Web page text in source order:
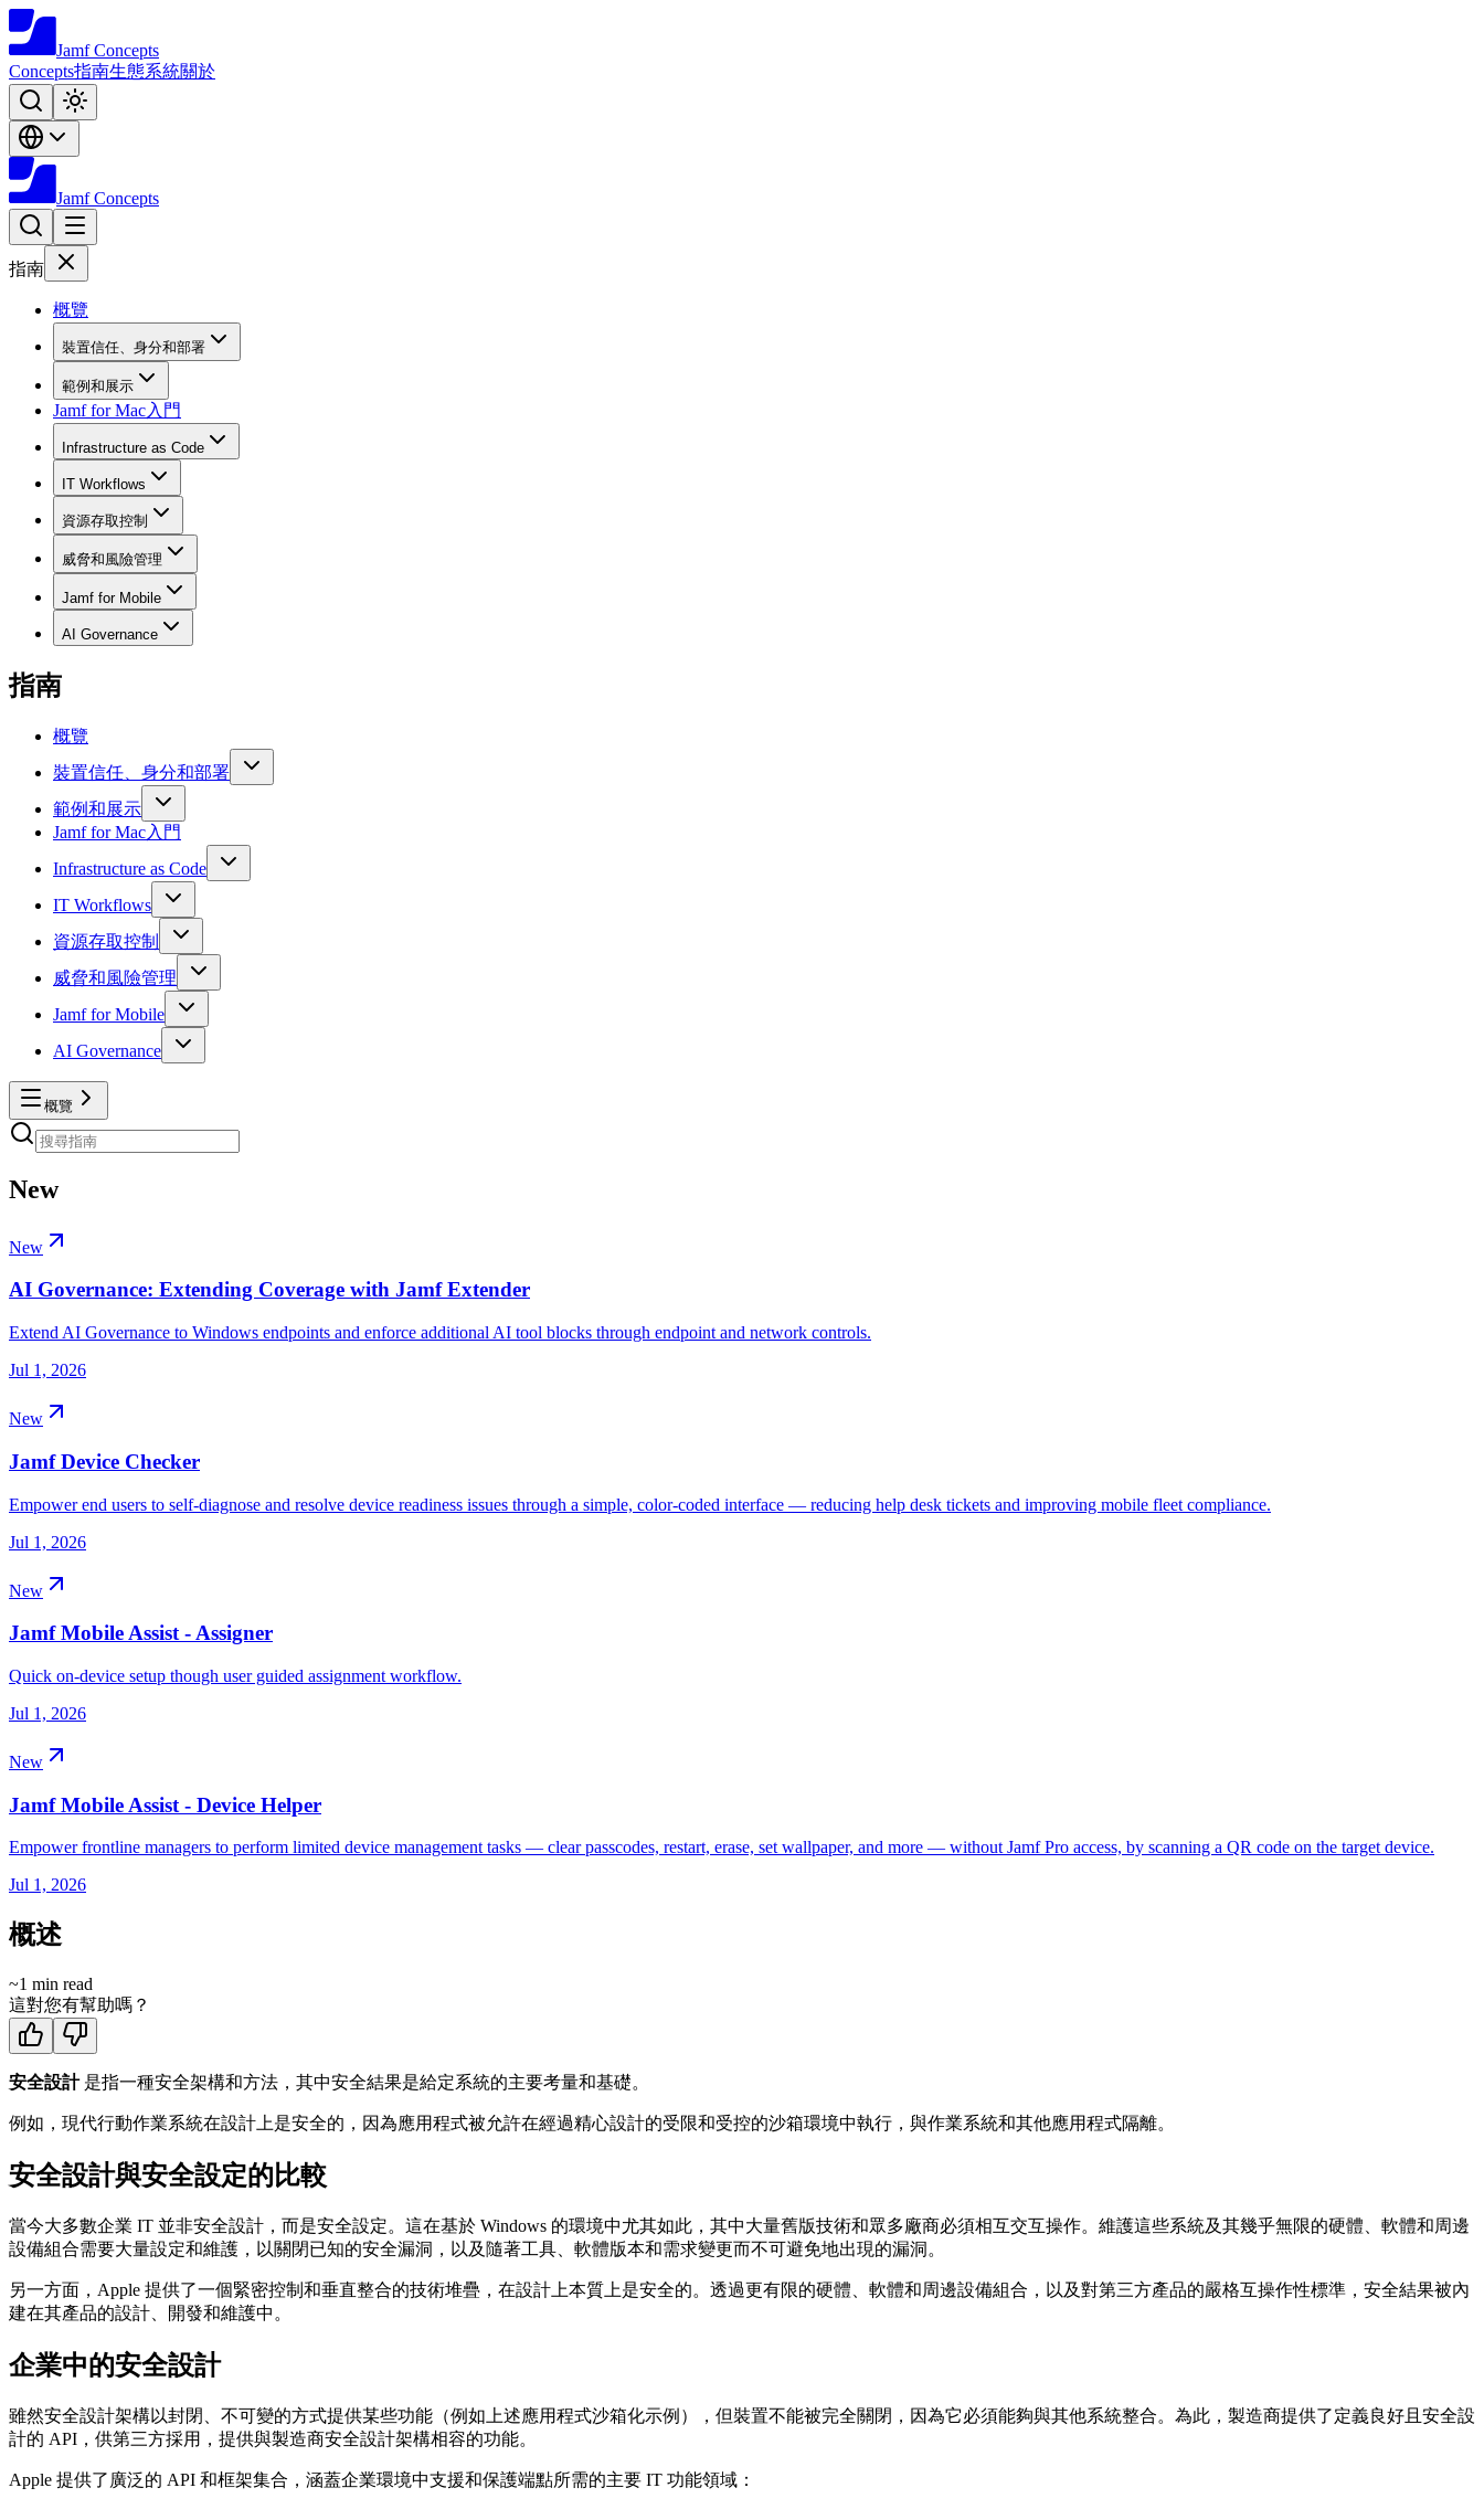
Jamf Concepts
Concepts指南生態系統關於
Jamf Concepts
指南
概覽
裝置信任、身分和部署
範例和展示
Jamf for Mac入門
Infrastructure as Code
IT Workflows
資源存取控制
威脅和風險管理
Jamf for Mobile
AI Governance
指南
概覽
裝置信任、身分和部署
範例和展示
Jamf for Mac入門
Infrastructure as Code
IT Workflows
資源存取控制
威脅和風險管理
Jamf for Mobile
AI Governance
概覽
New
New
AI Governance: Extending Coverage with Jamf Extender
Extend AI Governance to Windows endpoints and enforce additional AI tool blocks through endpoint and network controls.
Jul 1, 2026
New
Jamf Device Checker
Empower end users to self-diagnose and resolve device readiness issues through a simple, color-coded interface — reducing help desk tickets and improving mobile fleet compliance.
Jul 1, 2026
New
Jamf Mobile Assist - Assigner
Quick on-device setup though user guided assignment workflow.
Jul 1, 2026
New
Jamf Mobile Assist - Device Helper
Empower frontline managers to perform limited device management tasks — clear passcodes, restart, erase, set wallpaper, and more — without Jamf Pro access, by scanning a QR code on the target device.
Jul 1, 2026
概述
~1 min read
這對您有幫助嗎？
安全設計是指一種安全架構和方法，其中安全結果是給定系統的主要考量和基礎。
例如，現代行動作業系統在設計上是安全的，因為應用程式被允許在經過精心設計的受限和受控的沙箱環境中執行，與作業系統和其他應用程式隔離。
安全設計與安全設定的比較
當今大多數企業 IT 並非安全設計，而是安全設定。這在基於 Windows 的環境中尤其如此，其中大量舊版技術和眾多廠商必須相互交互操作。維護這些系統及其幾乎無限的硬體、軟體和周邊
設備組合需要大量設定和維護，以關閉已知的安全漏洞，以及隨著工具、軟體版本和需求變更而不可避免地出現的漏洞。
另一方面，Apple 提供了一個緊密控制和垂直整合的技術堆疊，在設計上本質上是安全的。透過更有限的硬體、軟體和周邊設備組合，以及對第三方產品的嚴格互操作性標準，安全結果被內
建在其產品的設計、開發和維護中。
企業中的安全設計
雖然安全設計架構以封閉、不可變的方式提供某些功能（例如上述應用程式沙箱化示例），但裝置不能被完全關閉，因為它必須能夠與其他系統整合。為此，製造商提供了定義良好且安全設
計的 API，供第三方採用，提供與製造商安全設計架構相容的功能。
Apple 提供了廣泛的 API 和框架集合，涵蓋企業環境中支援和保護端點所需的主要 IT 功能領域：